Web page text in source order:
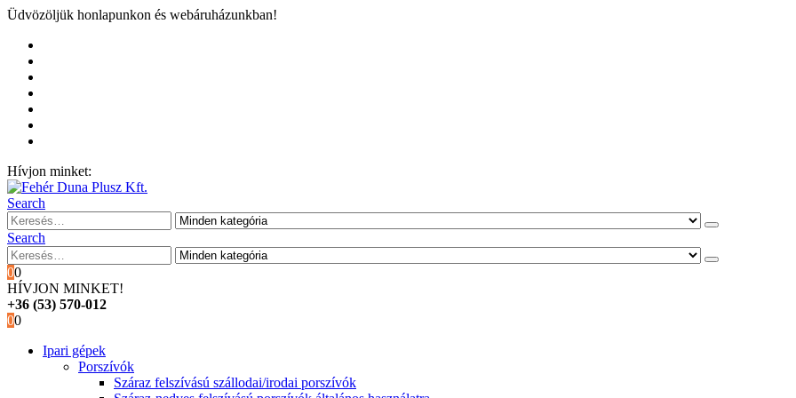
Üdvözöljük honlapunkon és webáruházunkban!
Hívjon minket:
Search
Search
00
HÍVJON MINKET!
+36 (53) 570-012
00
Ipari gépek
Porszívók
Száraz felszívású szállodai/irodai porszívók